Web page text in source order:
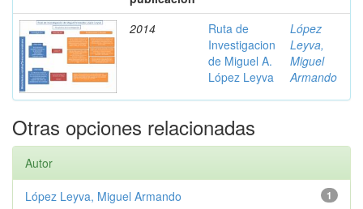
2014
Ruta de
Investigacion
de Miguel A.
López Leyva
López
Leyva,
Miguel
Armando
Otras opciones relacionadas
Autor
1
López Leyva, Miguel Armando